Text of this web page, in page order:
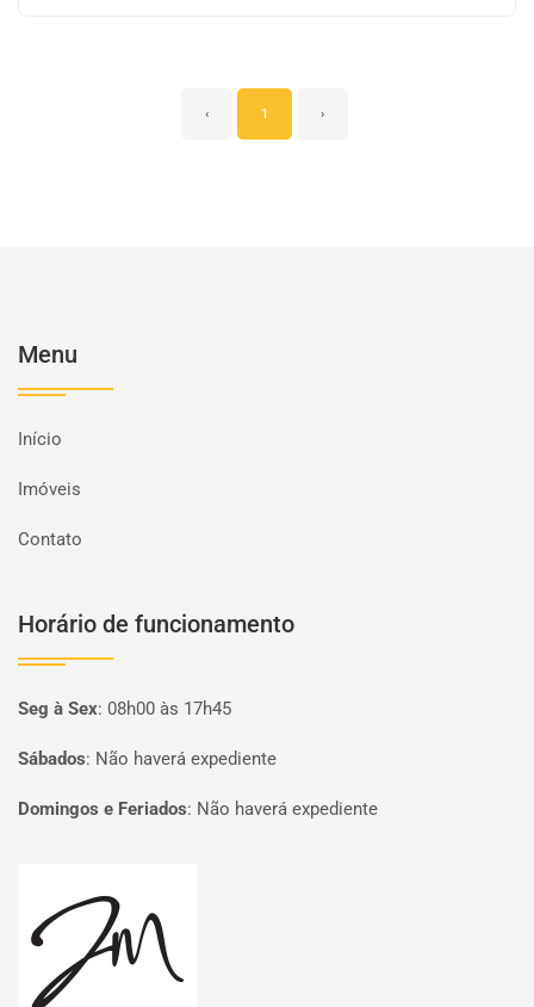
‹ 1 ›
Menu
Início
Imóveis
Contato
Horário de funcionamento
Seg à Sex: 08h00 às 17h45
Sábados: Não haverá expediente
Domingos e Feriados: Não haverá expediente